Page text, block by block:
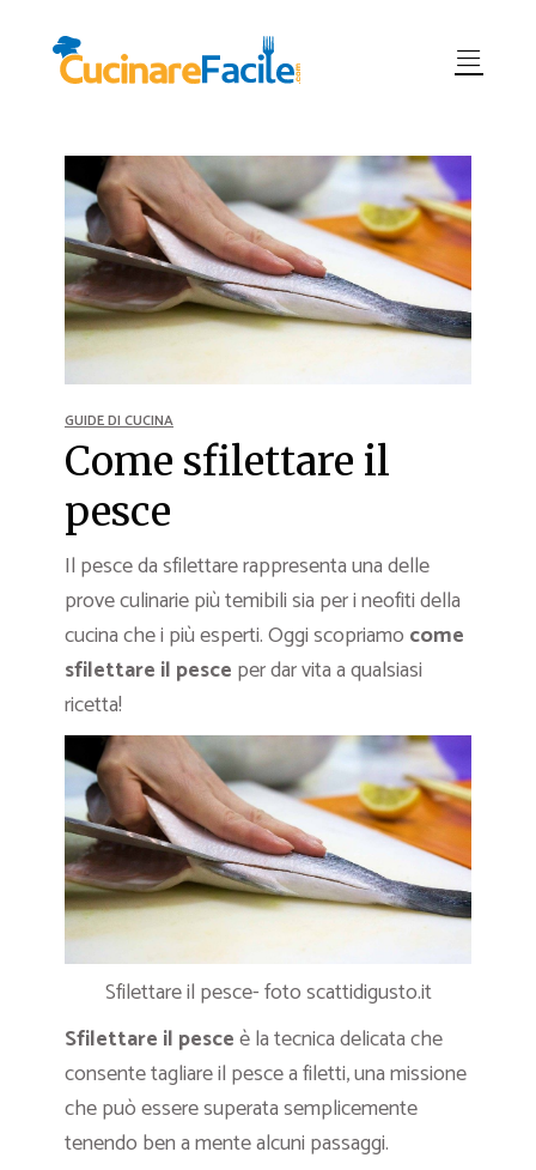
GUIDE DI CUCINA
Come sfilettare il
pesce
Il pesce da sfilettare rappresenta una delle
prove culinarie più temibili sia per i neofiti della
cucina che i più esperti. Oggi scopriamo come
sfilettare il pesce per dar vita a qualsiasi
ricetta!
Sfilettare il pesce- foto scattidigusto.it
Sfilettare il pesceè la tecnica delicata che
consente tagliare il pesce a filetti, una missione
che può essere superata semplicemente
tenendo ben a mente alcuni passaggi.